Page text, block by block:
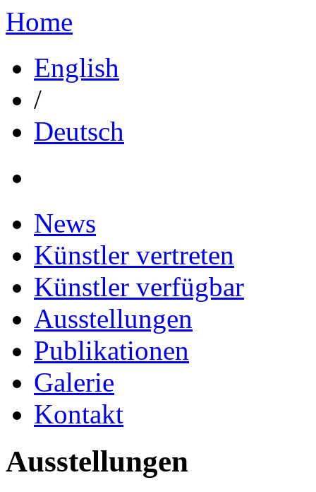
Home
English
/
Deutsch
News
Künstler vertreten
Künstler verfügbar
Ausstellungen
Publikationen
Galerie
Kontakt
Ausstellungen